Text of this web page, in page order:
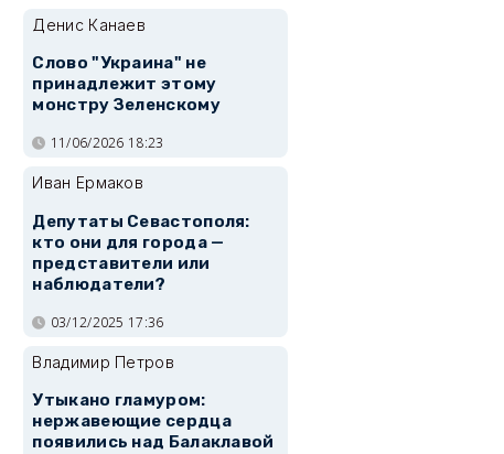
Денис Канаев
Слово "Украина" не
принадлежит этому
монстру Зеленскому
11/06/2026 18:23
Иван Ермаков
Депутаты Севастополя:
кто они для города —
представители или
наблюдатели?
03/12/2025 17:36
Владимир Петров
Утыкано гламуром:
нержавеющие сердца
появились над Балаклавой